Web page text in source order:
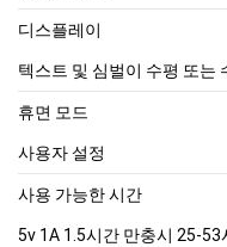
디스플레이
텍스트 및 심벌이 수평 또는
휴면 모드
사용자 설정
사용 가능한 시간
5v 1A 1.5시간 만충시 25-